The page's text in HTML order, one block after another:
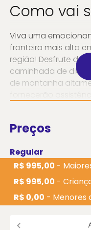
Como vai
Viva uma
fronteira mais alta
região! Desfrute de
caminhada de dia
de montanha
passageiros.
Preços
Regular
R$ 995,00 -
R$ 995,00 -
R$ 0,00 - Menores